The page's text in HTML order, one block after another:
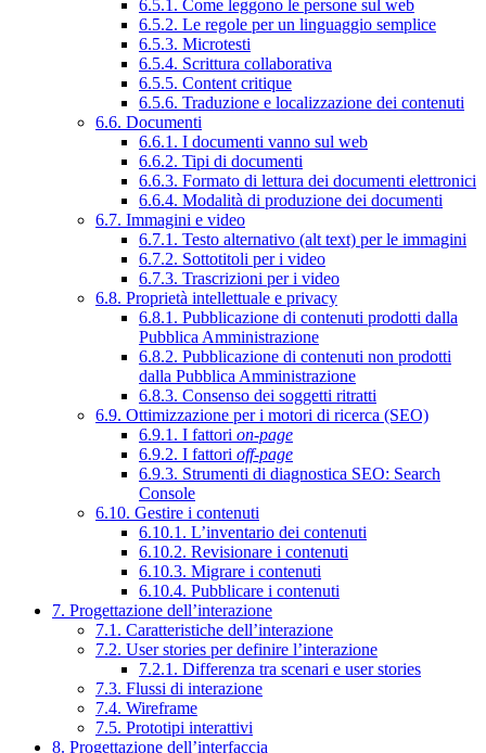
6.5.1. Come leggono le persone sul web
6.5.2. Le regole per un linguaggio semplice
6.5.3. Microtesti
6.5.4. Scrittura collaborativa
6.5.5. Content critique
6.5.6. Traduzione e localizzazione dei contenuti
6.6. Documenti
6.6.1. I documenti vanno sul web
6.6.2. Tipi di documenti
6.6.3. Formato di lettura dei documenti elettronici
6.6.4. Modalità di produzione dei documenti
6.7. Immagini e video
6.7.1. Testo alternativo (alt text) per le immagini
6.7.2. Sottotitoli per i video
6.7.3. Trascrizioni per i video
6.8. Proprietà intellettuale e privacy
6.8.1. Pubblicazione di contenuti prodotti dalla
Pubblica Amministrazione
6.8.2. Pubblicazione di contenuti non prodotti
dalla Pubblica Amministrazione
6.8.3. Consenso dei soggetti ritratti
6.9. Ottimizzazione per i motori di ricerca (SEO)
6.9.1. I fattori on-page
6.9.2. I fattori off-page
6.9.3. Strumenti di diagnostica SEO: Search
Console
6.10. Gestire i contenuti
6.10.1. L’inventario dei contenuti
6.10.2. Revisionare i contenuti
6.10.3. Migrare i contenuti
6.10.4. Pubblicare i contenuti
7. Progettazione dell’interazione
7.1. Caratteristiche dell’interazione
7.2. User stories per definire l’interazione
7.2.1. Differenza tra scenari e user stories
7.3. Flussi di interazione
7.4. Wireframe
7.5. Prototipi interattivi
8. Progettazione dell’interfaccia